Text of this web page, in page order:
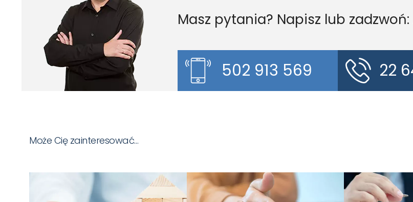
Masz pytania? Napisz lub zadzwoń:
502 913 569 22
Może Cię zainteresować…